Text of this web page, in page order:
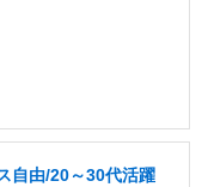
自由/20～30代活躍